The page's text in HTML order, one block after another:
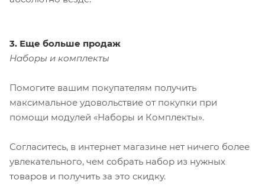
3. Еще больше продаж
Наборы и комплекты
Помогите вашим покупателям получить
максимальное удовольствие от покупки при
помощи модулей «Наборы и Комплекты».
Согласитесь, в интернет магазине нет ничего более
увлекательного, чем собрать набор из нужных
товаров и получить за это скидку.